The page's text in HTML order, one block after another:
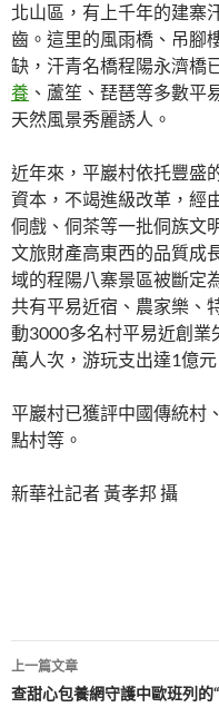
北山區，有上千年的建寨
齒。這里的風雨橋、吊腳
缺，汗青名橋程陽永濟橋
養 、蘆笙、琵琶等多數平
天然風景秀麗誘人。
近年來，平巖村依托豐盛
資本，不竭進級改革，經
侗戲、侗茶等一批侗族文
文旅財產高東西的品質成
域的程陽八寨景區被斷定
共有平易近宿、農家樂、
動3000多名村平易近創業
萬人次，游玩支出達1億元
平巖村已獲評中國傳統村
點村等。
新華社記者 黃孝邦 攝
文
章
上一篇文章
查甜心包養網守護中歐班列的